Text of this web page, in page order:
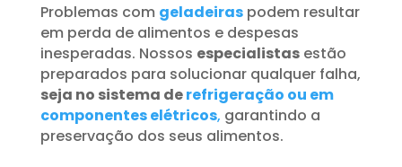
Problemas com geladeiraspodem resultar
em perda de alimentos e despesas
inesperadas. Nossos especialistasestão
preparados para solucionar qualquer falha,
seja no sistema derefrigeração ou em
componentes elétricos, garantindo a
preservação dos seus alimentos.